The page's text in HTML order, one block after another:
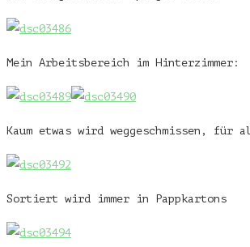
Mein Arbeitsbereich im Hinterzimmer:
Kaum etwas wird weggeschmissen, für
Sortiert wird immer in Pappkartons